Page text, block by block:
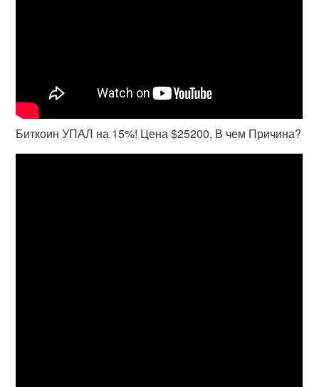
Биткоин УПАЛ на 15%! Цена $25200, В чем Причина?